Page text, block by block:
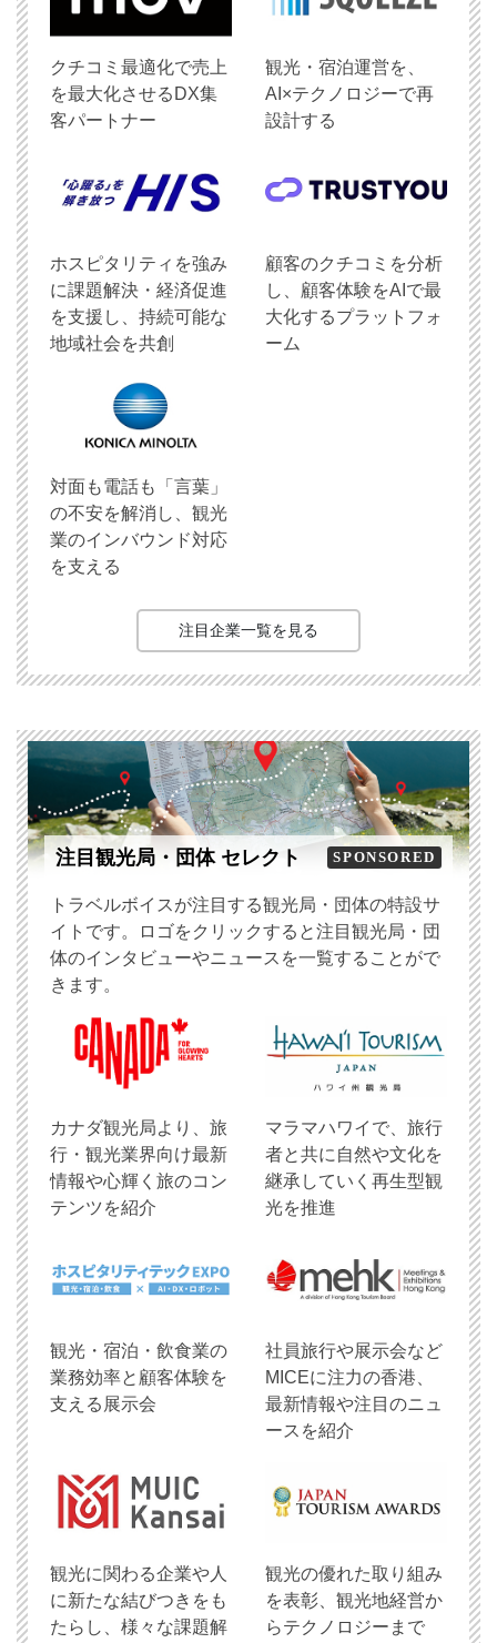
クチコミ最適化で売上
を最大化させるDX集
客パートナー
観光・宿泊運営を、
AI×テクノロジーで再
設計する
ホスピタリティを強み
に課題解決・経済促進
を支援し、持続可能な
地域社会を共創
顧客のクチコミを分析
し、顧客体験をAIで最
大化するプラットフォ
ーム
対面も電話も「言葉」
の不安を解消し、観光
業のインバウンド対応
を支える
注目企業一覧を見る
注目観光局・団体 セレクト SPONSORED
トラベルボイスが注目する観光局・団体の特設サ
イトです。ロゴをクリックすると注目観光局・団
体のインタビューやニュースを一覧することがで
きます。
​カナダ観光局より、旅
行・観光業界向け最新
情報や心輝く旅のコン
テンツを紹介
マラマハワイで、旅行
者と共に自然や文化を
継承していく再生型観
光を推進
観光・宿泊・飲食業の
業務効率と顧客体験を
支える展示会
社員旅行や展示会など
MICEに注力の香港、
最新情報や注目のニュ
ースを紹介
観光に関わる企業や人
に新たな結びつきをも
たらし、様々な課題解
観光の優れた取り組み
を表彰、観光地経営か
らテクノロジーまで